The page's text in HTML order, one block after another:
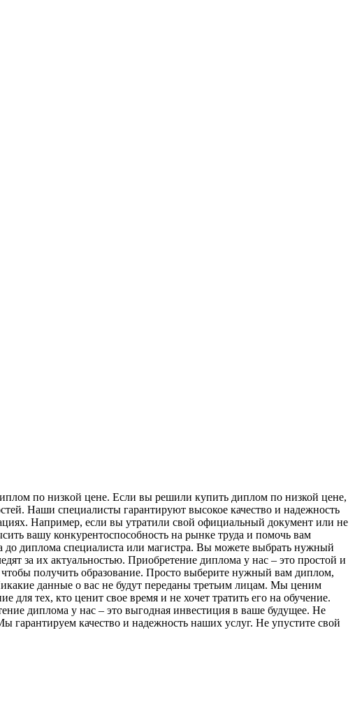
пo низкoй цене. Если вы решили купить диплом по низкой цене,
Наши специалисты гарантируют высокое качество и надежность
Например, если вы утратили свой официальный документ или не
вашу конкурентоспособность на рынке труда и помочь вам
до диплома специалиста или магистра. Вы можете выбрать нужный
за их актуальностью. Приобретение диплома у нас – это простой и
получить образование. Просто выберите нужный вам диплом,
данные о вас не будут переданы третьим лицам. Мы ценим
тех, кто ценит свое время и не хочет тратить его на обучение.
диплома у нас – это выгодная инвестиция в ваше будущее. Не
гарантируем качество и надежность наших услуг. Не упустите свой